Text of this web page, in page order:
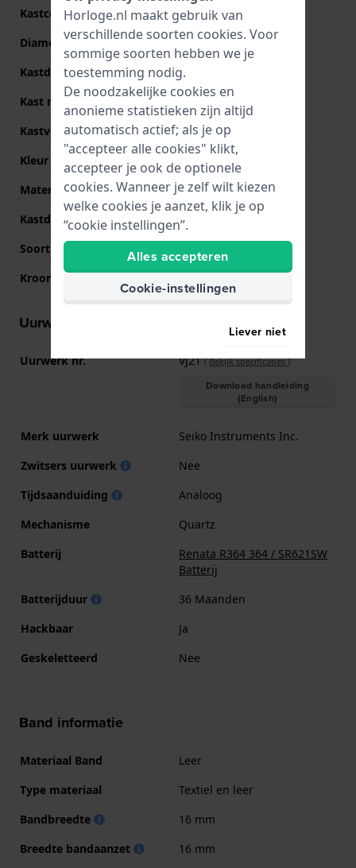
Kastcode
IV16Q1313
Diameter
32 mm
Kastdikte
7.2 mm
Kast materiaal
Kastvorm
Rond
Kleur kast
Grijs
Materiaal kastdeksel
Roestvrij staal
Kastdeksel
Klikkast
Soort glas
Mineraal
Kroon
Uurwerk informatie
Uurwerk nr. VJ21(Bekijk specificaties)
Download handleiding
(English)
Merk uurwerk
Seiko Instruments Inc.
Zwitsers uurwerk
Nee
Tijdsaanduiding
Analoog
Mechanisme
Quartz
Batterij
Renata R364 364 / SR621SW
Batterij
Batterijduur
36 Maanden
Hackbaar
Ja
Geskeletteerd
Nee
Band informatie
Materiaal Band
Leer
Type materiaal
Textiel en leer
Bandbreedte
16 mm
Breedte bandaanzet
16 mm
Horloge.nl maakt gebruik van
verschillende soorten cookies. Voor
sommige soorten hebben we je
toestemming nodig.
De noodzakelijke cookies en
anonieme statistieken zijn altijd
automatisch actief; als je op
"accepteer alle cookies" klikt,
accepteer je ook de optionele
cookies. Wanneer je zelf wilt kiezen
welke cookies je aanzet, klik je op
“cookie instellingen”.
Alles accepteren
Cookie-instellingen
Liever niet